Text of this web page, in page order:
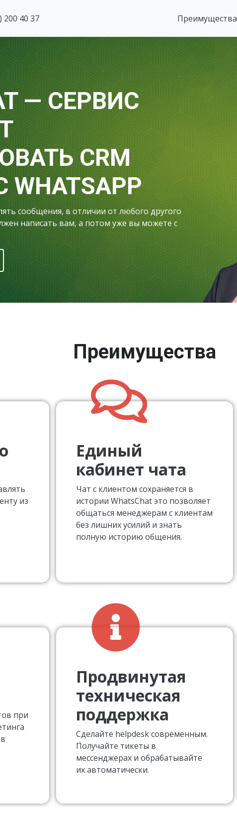
200 40 37 Преимущества
— СЕРВИС
CRM
сообщения, в отличии от любого другого
написать вам, а потом уже вы можете с
Преимущества
из
Единый
кабинет чата
Чат с клиентом сохраняется в
истории WhatsChat это позволяет
общаться менеджерам с клиентам
без лишних усилий и знать
полную историю общения.
при
Продвинутая
техническая
поддержка
Сделайте helpdesk современным.
Получайте тикеты в
мессенджерах и обрабатывайте
их автоматически.